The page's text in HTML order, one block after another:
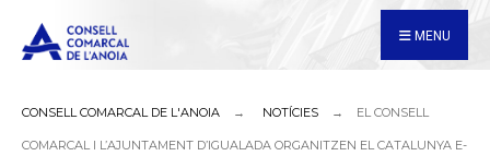
MENU
CONSELL COMARCAL DE L'ANOIA NOTÍCIES EL CONSELL
COMARCAL I L’AJUNTAMENT D’IGUALADA ORGANITZEN EL CATALUNYA E-